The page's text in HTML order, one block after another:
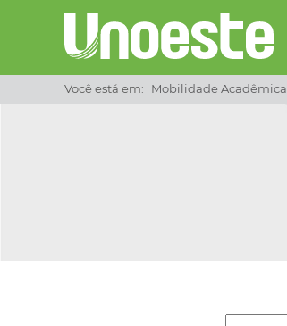
Você está em: Mobilidade Acadêmica